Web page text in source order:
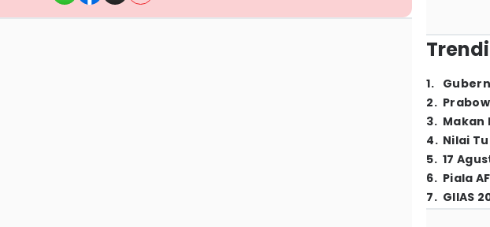
1.
2.
3. Makan
4. Nilai
5. 17
6. Piala
7. GIIAS